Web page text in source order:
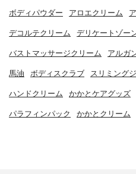
ボディパウダー アロエクリーム
デコルテクリーム デリケートゾー
バストマッサージクリーム アルガ
馬油 ボディスクラブ スリミング
ハンドクリーム かかとケアグッズ
パラフィンパック かかとクリーム